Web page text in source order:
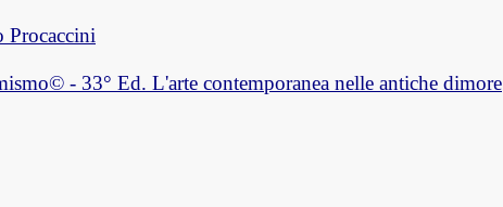
Procaccini
- 33° Ed. L'arte contemporanea nelle antiche dimore